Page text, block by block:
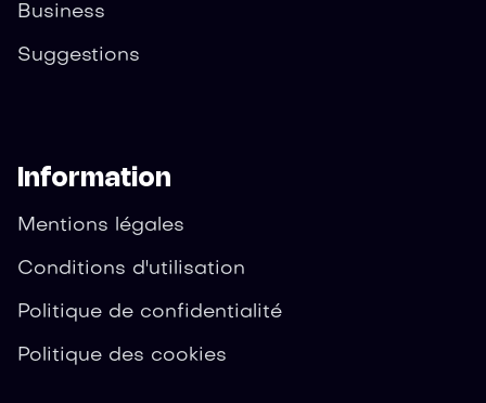
Business
Suggestions
Information
Mentions légales
Conditions d'utilisation
Politique de confidentialité
Politique des cookies